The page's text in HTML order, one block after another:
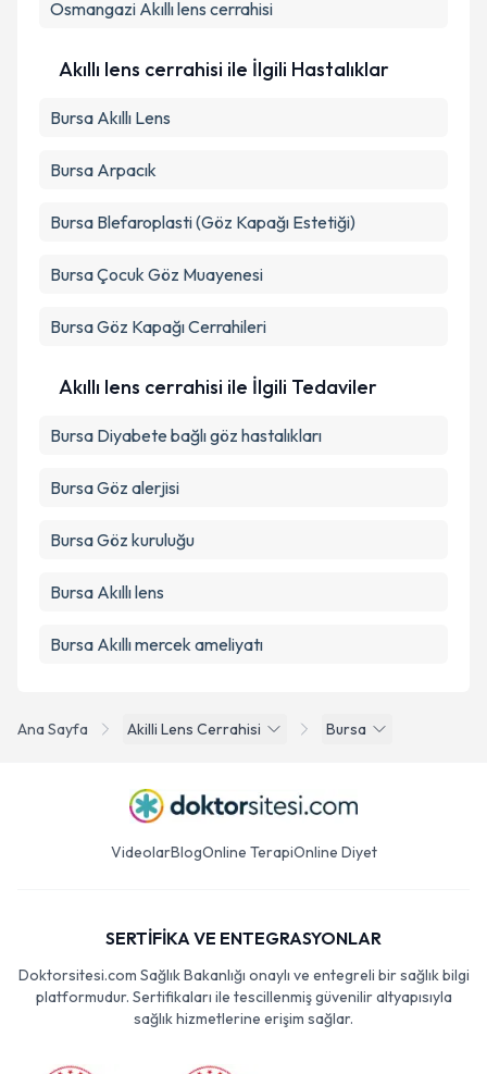
Ana Sayfa Akilli Lens Cerrahisi Bursa
Osmangazi Akıllı lens cerrahisi
Akıllı lens cerrahisi ile İlgili Hastalıklar
Bursa Akıllı Lens
Bursa Arpacık
Bursa Blefaroplasti (Göz Kapağı Estetiği)
Bursa Çocuk Göz Muayenesi
Bursa Göz Kapağı Cerrahileri
Akıllı lens cerrahisi ile İlgili Tedaviler
Bursa Diyabete bağlı göz hastalıkları
Bursa Göz alerjisi
Bursa Göz kuruluğu
Bursa Akıllı lens
Bursa Akıllı mercek ameliyatı
VideolarBlogOnline TerapiOnline Diyet
SERTİFİKA VE ENTEGRASYONLAR
Doktorsitesi.com Sağlık Bakanlığı onaylı ve entegreli bir sağlık bilgi
platformudur. Sertifikaları ile tescillenmiş güvenilir altyapısıyla
sağlık hizmetlerine erişim sağlar.